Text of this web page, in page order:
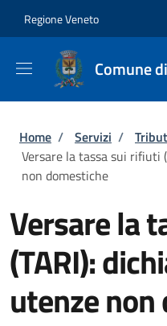
Regione Veneto
Comune
Briciole di
Home / Servizi /
Versare la tassa sui rifiuti
non domestiche
Versare la
(TARI):
utenze